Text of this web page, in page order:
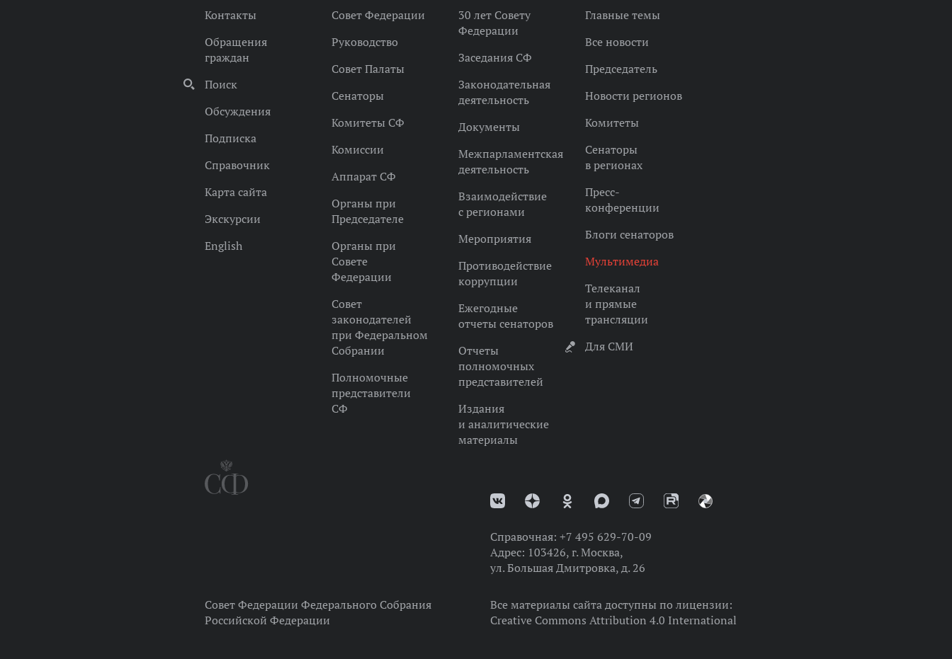
Контакты
Обращения
граждан
Поиск
Обсуждения
Подписка
Справочник
Карта сайта
Экскурсии
English
Совет Федерации
Руководство
Совет Палаты
Сенаторы
Комитеты СФ
Комиссии
Аппарат СФ
Органы при
Председателе
Органы при
Совете
Федерации
Совет
законодателей
при Федеральном
Собрании
Полномочные
представители
СФ
30 лет Совету
Федерации
Заседания СФ
Законодательная
деятельность
Документы
Межпарламентская
деятельность
Взаимодействие
с регионами
Мероприятия
Противодействие
коррупции
Ежегодные
отчеты сенаторов
Отчеты
полномочных
представителей
Издания
и аналитические
материалы
Главные темы
Все новости
Председатель
Новости регионов
Комитеты
Сенаторы
в регионах
Пресс-
конференции
Блоги сенаторов
Мультимедиа
Телеканал
и прямые
трансляции
Для СМИ
Справочная: +7 495 629-70-09
Адрес: 103426, г. Москва,
ул. Большая Дмитровка, д. 26
Совет Федерации Федерального Собрания
Российской Федерации
Все материалы сайта доступны по лицензии:
Creative Commons Attribution 4.0 International